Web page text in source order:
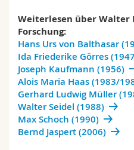
Weiterlesen über Walter
Forschung:
Hans Urs von Balthasar
Ida Friederike Görres
Joseph Kaufmann (1956)
Alois Maria Haas (1983/
Gerhard Ludwig Müller
Walter Seidel (1988)
Max Schoch (1990)
Bernd Jaspert (2006)